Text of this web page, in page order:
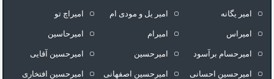
امیر یگانه امیر یل و مودی ام امیراچ تو
امیراس امیرام امیرحاسین
امیرحسام برآسود امیرحسین امیرحسین آقایی
امیرحسین احسانی امیرحسین اصفهانی امیرحسین افتخاری